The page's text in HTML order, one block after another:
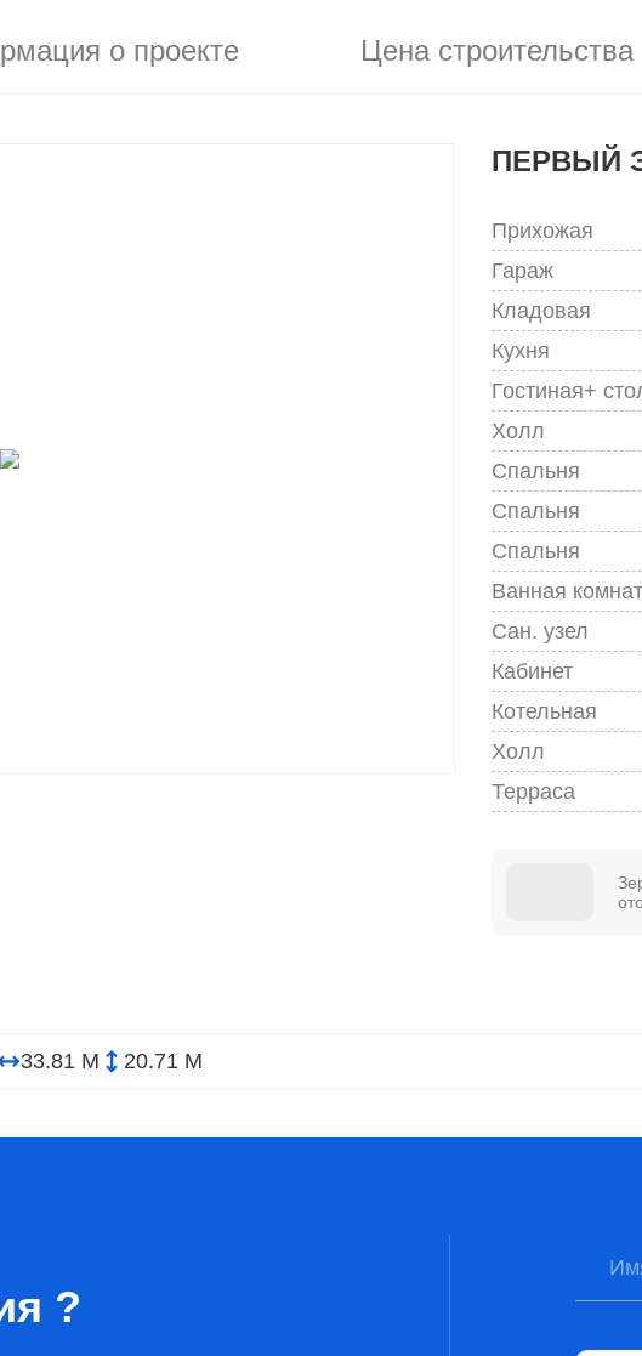
о проекте Цена строительства
ПЕРВЫЙ
Прихожая
Гараж
Кладовая
Кухня
Гостиная+
Холл
Спальня
Спальня
Спальня
Ванная
Сан. узел
Кабинет
Котельная
Холл
Терраса
33.81 М 20.71 М
?